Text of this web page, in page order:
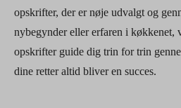
opskrifter, der er nøje udvalgt og
nybegynder eller erfaren i køkkenet,
opskrifter guide dig trin for trin
dine retter altid bliver en succes.